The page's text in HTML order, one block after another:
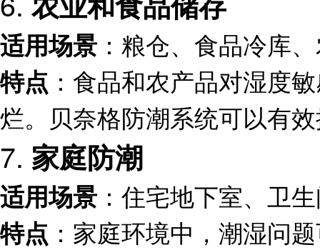
适用场景 ：粮仓、食品冷库
特点 ：食品和农产品对湿度
烂。贝奈格防潮系统可以有
7. 家庭防潮
适用场景 ：住宅地下室、卫
特点 ：家庭环境中，潮湿问